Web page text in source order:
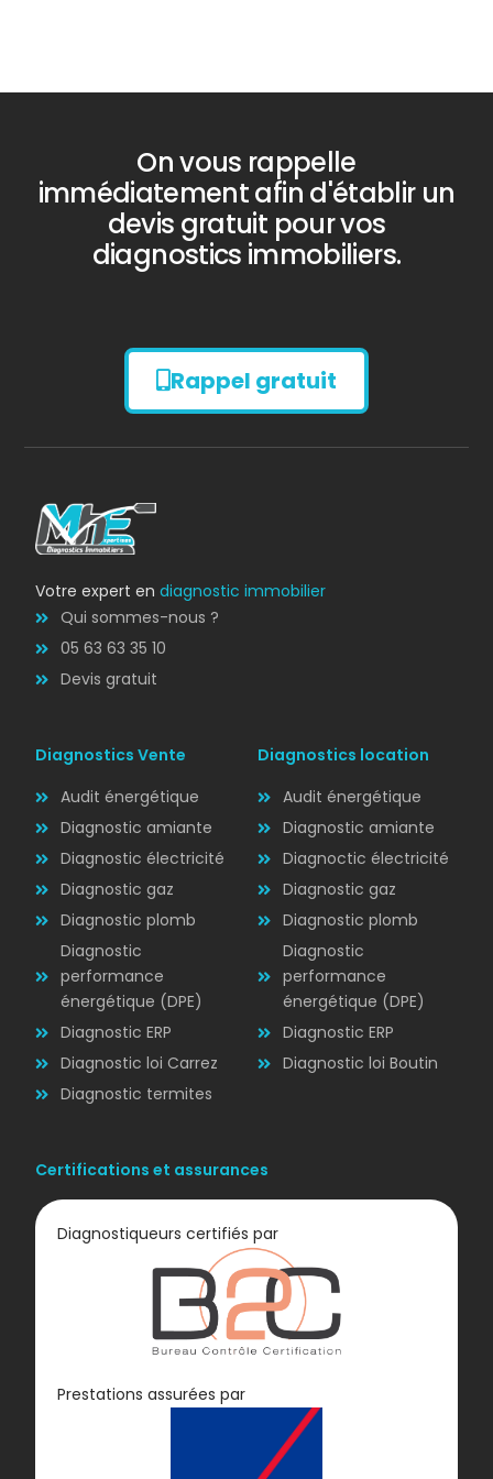
Bilan énergétique
Diagnostic
AMIANTE
Diagnostic
ÉLECTRICITÉ
Diagnostic
On vous rappelle
immédiatement afin d'établir un
devis gratuit pour vos
diagnostics immobiliers.
Rappel gratuit
Votre expert endiagnostic immobilier
Qui sommes-nous ?
05 63 63 35 10
Devis gratuit
Diagnostics Vente
Audit énergétique
Diagnostic amiante
Diagnostic électricité
Diagnostic gaz
Diagnostic plomb
Diagnostic
performance
énergétique (DPE)
Diagnostic ERP
Diagnostic loi Carrez
Diagnostic termites
Diagnostics location
Audit énergétique
Diagnostic amiante
Diagnoctic électricité
Diagnostic gaz
Diagnostic plomb
Diagnostic
performance
énergétique (DPE)
Diagnostic ERP
Diagnostic loi Boutin
Certifications et assurances
Diagnostiqueurs certifiés par
Prestations assurées par